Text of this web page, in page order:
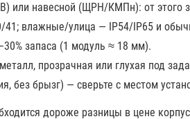
или навесной (ЩРН/КМПн): от этого
влажные/улица — IP54/IP65 и
запаса (1 модуль ≈ 18 мм).
прозрачная или глухая под
без брызг) — сверьте с местом
дороже разницы в цене